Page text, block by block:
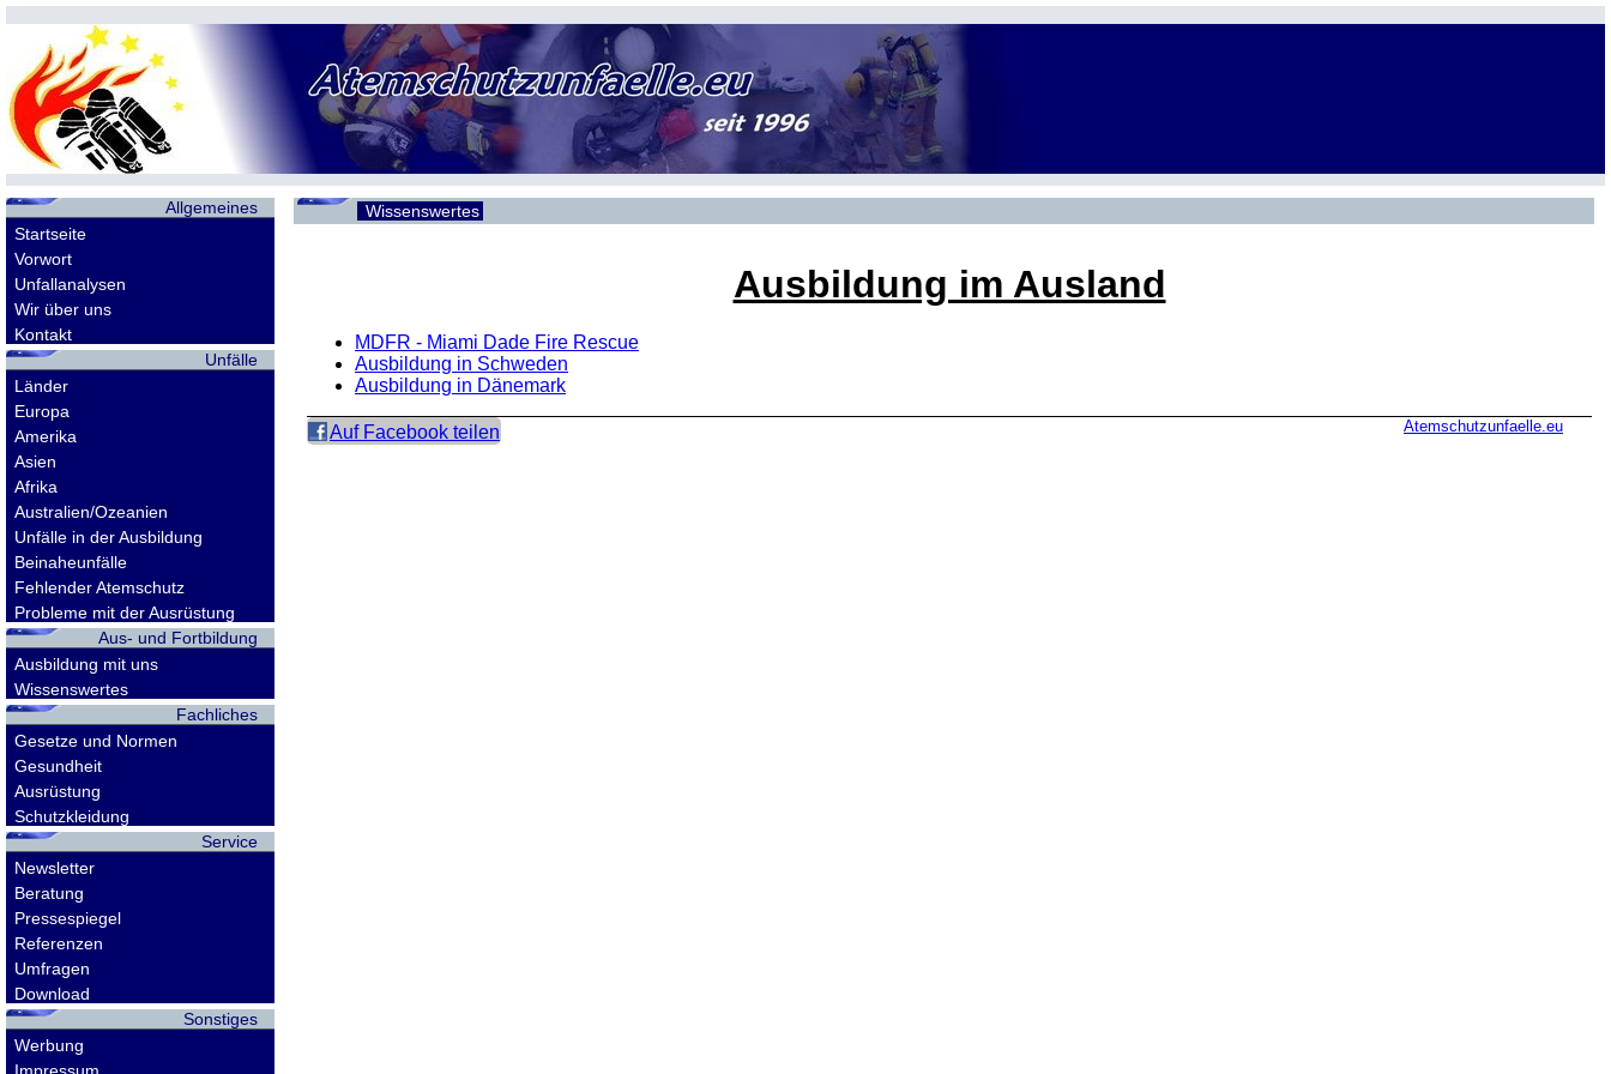
Allgemeines
Startseite
Vorwort
Unfallanalysen
Wir über uns
Kontakt
Unfälle
Länder
Europa
Amerika
Asien
Afrika
Australien/Ozeanien
Unfälle in der Ausbildung
Beinaheunfälle
Fehlender Atemschutz
Probleme mit der Ausrüstung
Aus- und Fortbildung
Ausbildung mit uns
Wissenswertes
Fachliches
Gesetze und Normen
Gesundheit
Ausrüstung
Schutzkleidung
Service
Newsletter
Beratung
Pressespiegel
Referenzen
Umfragen
Download
Sonstiges
Werbung
Wissenswertes
Ausbildung im Ausland
MDFR - Miami Dade Fire Rescue
Ausbildung in Schweden
Ausbildung in Dänemark
Auf Facebook teilen Atemschutzunfaelle.eu